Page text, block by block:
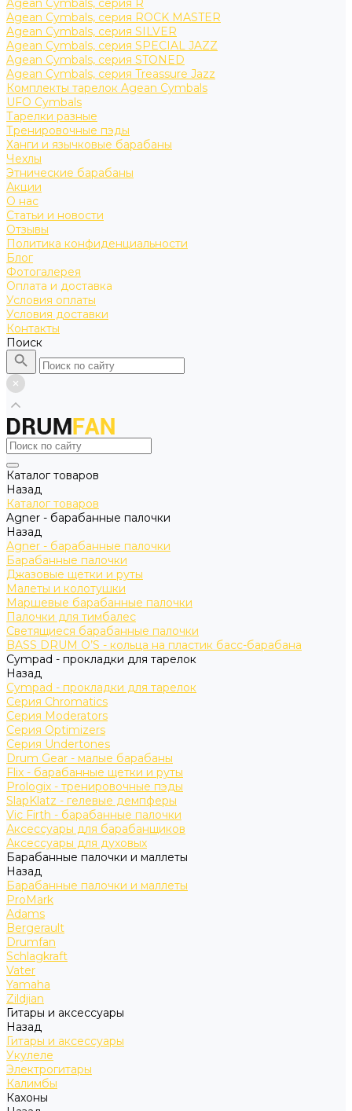
Agean Cymbals, серия R
Agean Cymbals, серия ROCK MASTER
Agean Cymbals, серия SILVER
Agean Cymbals, серия SPECIAL JAZZ
Agean Cymbals, серия STONED
Agean Cymbals, серия Treassure Jazz
Комплекты тарелок Agean Cymbals
UFO Cymbals
Тарелки разные
Тренировочные пэды
Ханги и язычковые барабаны
Чехлы
Этнические барабаны
Акции
О нас
Статьи и новости
Отзывы
Политика конфиденциальности
Блог
Фотогалерея
Оплата и доставка
Условия оплаты
Условия доставки
Контакты
Поиск
Каталог товаров
Назад
Каталог товаров
Agner - барабанные палочки
Назад
Agner - барабанные палочки
Барабанные палочки
Джазовые щетки и руты
Малеты и колотушки
Маршевые барабанные палочки
Палочки для тимбалес
Светящиеся барабанные палочки
BASS DRUM O’S - кольца на пластик басс-барабана
Cympad - прокладки для тарелок
Назад
Cympad - прокладки для тарелок
Серия Chromatics
Серия Moderators
Серия Optimizers
Серия Undertones
Drum Gear - малые барабаны
Flix - барабанные щетки и руты
Prologix - тренировочные пэды
SlapKlatz - гелевые демпферы
Vic Firth - барабанные палочки
Аксессуары для барабанщиков
Аксессуары для духовых
Барабанные палочки и маллеты
Назад
Барабанные палочки и маллеты
ProMark
Adams
Bergerault
Drumfan
Schlagkraft
Vater
Yamaha
Zildjian
Гитары и аксессуары
Назад
Гитары и аксессуары
Укулеле
Электрогитары
Калимбы
Кахоны